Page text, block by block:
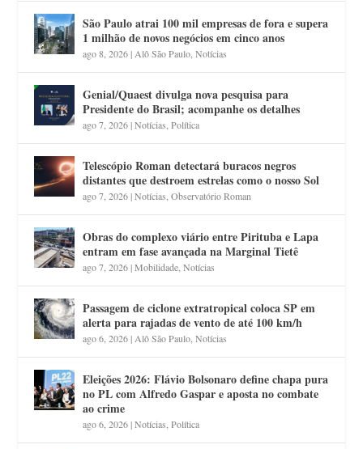
São Paulo atrai 100 mil empresas de fora e supera
1 milhão de novos negócios em cinco anos
ago 8, 2026| Alô São Paulo ,Notícias
Genial/Quaest divulga nova pesquisa para
Presidente do Brasil; acompanhe os detalhes
ago 7, 2026|Notícias ,Política
Telescópio Roman detectará buracos negros
distantes que destroem estrelas como o nosso Sol
ago 7, 2026|Notícias ,Observatório Roman
Obras do complexo viário entre Pirituba e Lapa
entram em fase avançada na Marginal Tietê
ago 7, 2026|Mobilidade ,Notícias
Passagem de ciclone extratropical coloca SP em
alerta para rajadas de vento de até 100 km/h
ago 6, 2026| Alô São Paulo ,Notícias
Eleições 2026: Flávio Bolsonaro define chapa pura
no PL com Alfredo Gaspar e aposta no combate
ao crime
ago 6, 2026|Notícias ,Política